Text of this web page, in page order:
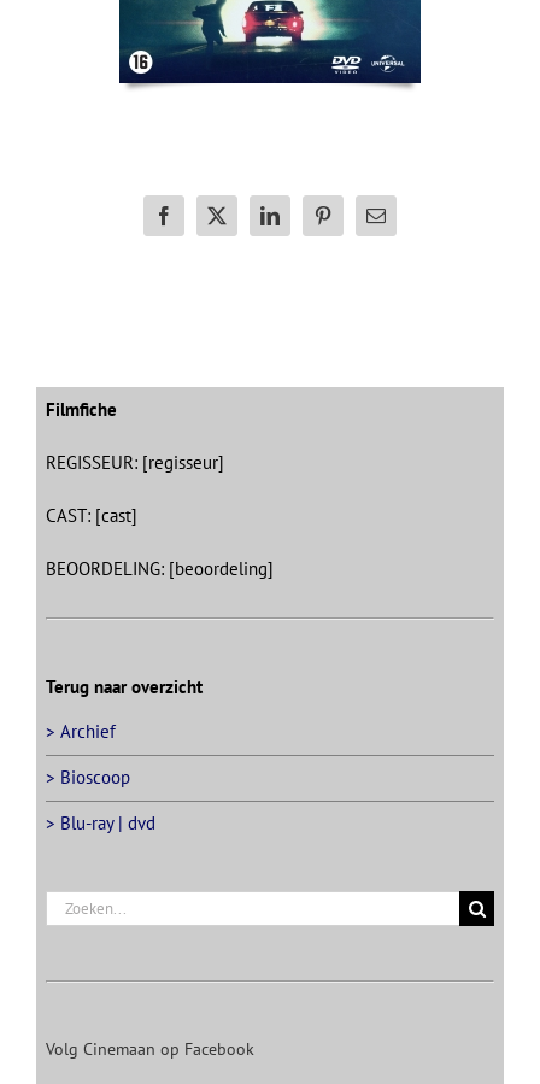
Facebook
X LinkedInPinterest
E-
Filmfiche
REGISSEUR: [regisseur]
CAST: [cast]
BEOORDELING: [beoordeling]
Terug naar overzicht
> Archief
> Bioscoop
> Blu-ray | dvd
Zoeken
naar:
Volg Cinemaan op Facebook